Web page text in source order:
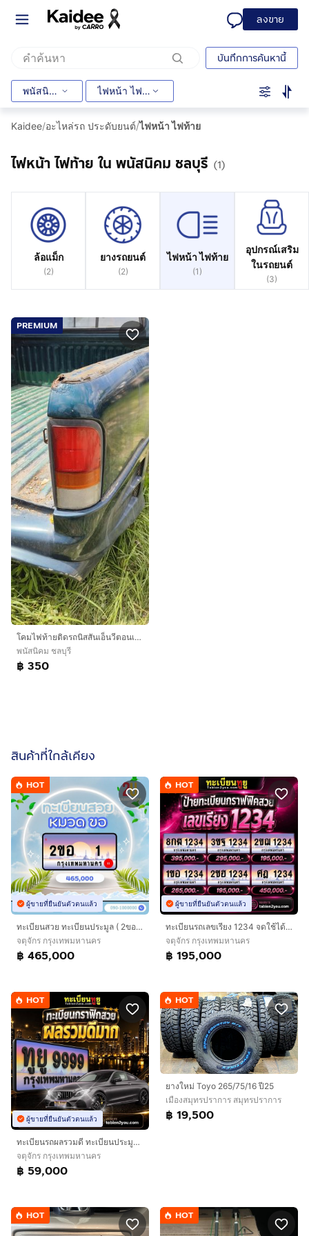
ลงขาย
บันทึกการค้นหานี้
พนัสนิคม ไฟหน้า ไฟท้าย
Kaidee/อะไหล่รถ ประดับยนต์/ไฟหน้า ไฟท้าย
ไฟหน้า ไฟท้าย ใน พนัสนิคม ชลบุรี (1)
ล้อแม็ก
(2)
ยางรถยนต์
(2)
ไฟหน้า ไฟท้าย
(1 )
อุปกรณ์เสริม
ในรถยนต์
(3)
PREMIUM
โคมไฟท้ายติดรถนิสสันเอ็นวีตอนเดียว
พนัสนิคม ชลบุรี
฿ 350
สินค้าที่ใกล้เคียง
HOT
ผู้ขายที่ยืนยันตัวตนแล้ว
ทะเบียนสวย ทะเบียนประมูล ( 2ขอ 1 ) ทะเบียนรถยนต์ ทะเบียนมงคล ทะเบียนผลรวมดี ทะเบียนทูยู ทะเบียนราคาถูก เลขมงคล มีหน้าร้าน ถูกกฎหมาย
จตุจักร กรุงเทพมหานคร
฿ 465,000
HOT
ผู้ขายที่ยืนยันตัวตนแล้ว
ทะเบียนรถเลขเรียง 1234 จดใช้ได้ทันที
จตุจักร กรุงเทพมหานคร
฿ 195,000
HOT
ผู้ขายที่ยืนยันตัวตนแล้ว
ทะเบียนรถผลรวมดี ทะเบียนประมูลผลรวมดี
จตุจักร กรุงเทพมหานคร
฿ 59,000
HOT
ยางใหม่ Toyo 265/75/16 ปี25
เมืองสมุทรปราการ สมุทรปราการ
฿ 19,500
HOT HOT